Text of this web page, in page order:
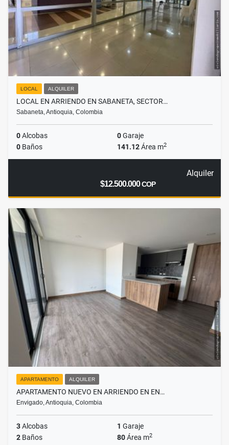
LOCAL ALQUILER
LOCAL EN ARRIENDO EN SABANETA, SECTOR…
Sabaneta, Antioquia, Colombia
0Alcobas 0Garaje
0 Baños 141.12Área m2
Alquiler
$12.500.000COP
APARTAMENTO ALQUILER
APARTAMENTO NUEVO EN ARRIENDO EN EN…
Envigado, Antioquia, Colombia
3Alcobas 1 Garaje
2 Baños 80Área m2